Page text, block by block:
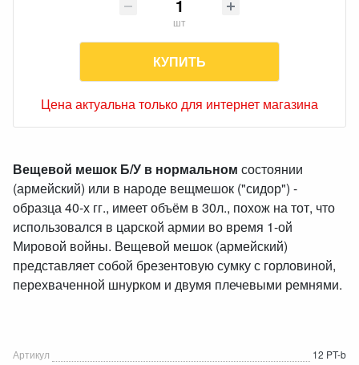
шт
КУПИТЬ
Цена актуальна только для интернет магазина
Вещевой мешок Б/У в нормальном состоянии
(армейский) или в народе вещмешок ("сидор") -
образца 40-х гг., имеет объём в 30л., похож на тот, что
использовался в царской армии во время 1-ой
Мировой войны. Вещевой мешок (армейский)
представляет собой брезентовую сумку с горловиной,
перехваченной шнурком и двумя плечевыми ремнями.
Артикул
12 PT-b